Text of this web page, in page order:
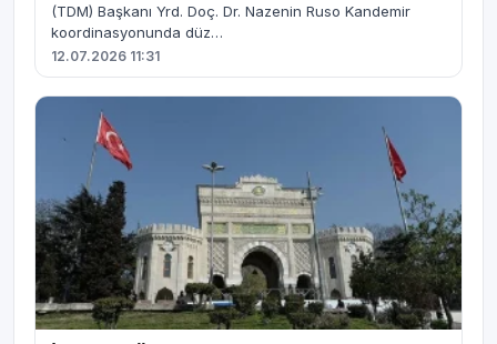
(TDM) Başkanı Yrd. Doç. Dr. Nazenin Ruso Kandemir
koordinasyonunda düz…
12.07.2026 11:31